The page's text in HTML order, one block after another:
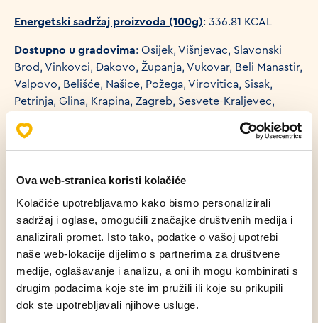
Ova web-stranica koristi kolačiće
Kolačiće upotrebljavamo kako bismo personalizirali
sadržaj i oglase, omogućili značajke društvenih medija i
analizirali promet. Isto tako, podatke o vašoj upotrebi
naše web-lokacije dijelimo s partnerima za društvene
medije, oglašavanje i analizu, a oni ih mogu kombinirati s
drugim podacima koje ste im pružili ili koje su prikupili
dok ste upotrebljavali njihove usluge.
Energetski sadržaj proizvoda (100g): 336.81 KCAL
Dostupno u gradovima: Osijek, Višnjevac, Slavonski
Brod, Vinkovci, Đakovo, Županja, Vukovar, Beli Manastir,
Valpovo, Belišće, Našice, Požega, Virovitica, Sisak,
Petrinja, Glina, Krapina, Zagreb, Sesvete-Kraljevec,
Ivan Zelina, Ivanić-Grad, Jastrebarsko, Karlovac,
Križevci, Bjelovar, Koprivnica, Vrbovec, Varaždin,
Slatina
Alergeni